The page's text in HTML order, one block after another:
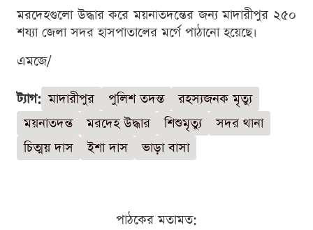
মরদেহগুলো উদ্ধার করে ময়নাতদন্তের জন্য মাদারীপুর ২৫০
শয্যা জেলা সদর হাসপাতালের মর্গে পাঠানো হয়েছে।
এমজে/
ট্যাগ: মাদারীপুর পুলিশ তদন্ত
রহস্যজনক মৃত্যু
ময়নাতদন্ত
মরদেহ উদ্ধার শিশুমৃত্যু
সদর থানা
চিত্ময় দাস
ইশা দাস ভাড়া বাসা
পাঠকের মতামত: